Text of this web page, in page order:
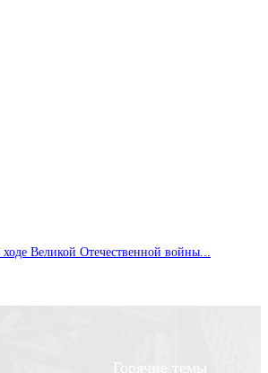
Великой Отечественной войны...
Горячие темы